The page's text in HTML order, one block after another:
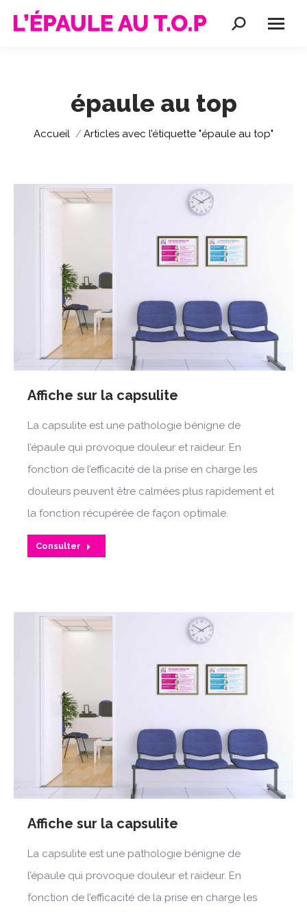
Recherche
épaule au top
Vous êtes ici :
Accueil Articles avec l’étiquette "épaule au top"
Affiche sur la capsulite
La capsulite est une pathologie bénigne de
l’épaule qui provoque douleur et raideur. En
fonction de l’efficacité de la prise en charge les
douleurs peuvent être calmées plus rapidement et
la fonction récupérée de façon optimale.
Consulter
Affiche sur la capsulite
La capsulite est une pathologie bénigne de
l’épaule qui provoque douleur et raideur. En
fonction de l’efficacité de la prise en charge les